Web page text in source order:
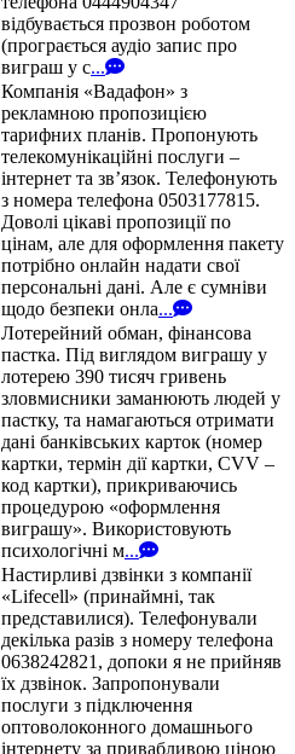
відбувається прозвон роботом
(програється аудіо запис про
виграш у с...
Компанія «Вадафон» з
рекламною пропозицією
тарифних планів. Пропонують
телекомунікаційні послуги –
інтернет та зв’язок. Телефонують
з номера телефона 0503177815.
Доволі цікаві пропозиції по
цінам, але для оформлення пакету
потрібно онлайн надати свої
персональні дані. Але є сумніви
щодо безпеки онла...
Лотерейний обман, фінансова
пастка. Під виглядом виграшу у
лотерею 390 тисяч гривень
зловмисники заманюють людей у
пастку, та намагаються отримати
дані банківських карток (номер
картки, термін дії картки, CVV –
код картки), прикриваючись
процедурою «оформлення
виграшу». Використовують
психологічні м...
Настирливі дзвінки з компанії
«Lifecell» (принаймні, так
представилися). Телефонували
декілька разів з номеру телефона
0638242821, допоки я не прийняв
їх дзвінок. Запропонували
послуги з підключення
оптоволоконного домашнього
інтернету за привабливою ціною